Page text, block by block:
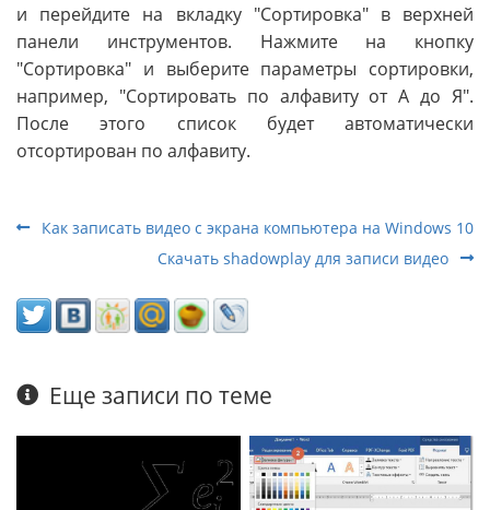
и перейдите на вкладку "Сортировка" в верхней
панели инструментов. Нажмите на кнопку
"Сортировка" и выберите параметры сортировки,
например, "Сортировать по алфавиту от A до Я".
После этого список будет автоматически
отсортирован по алфавиту.
Как записать видео с экрана компьютера на Windows 10
Скачать shadowplay для записи видео
Еще записи по теме